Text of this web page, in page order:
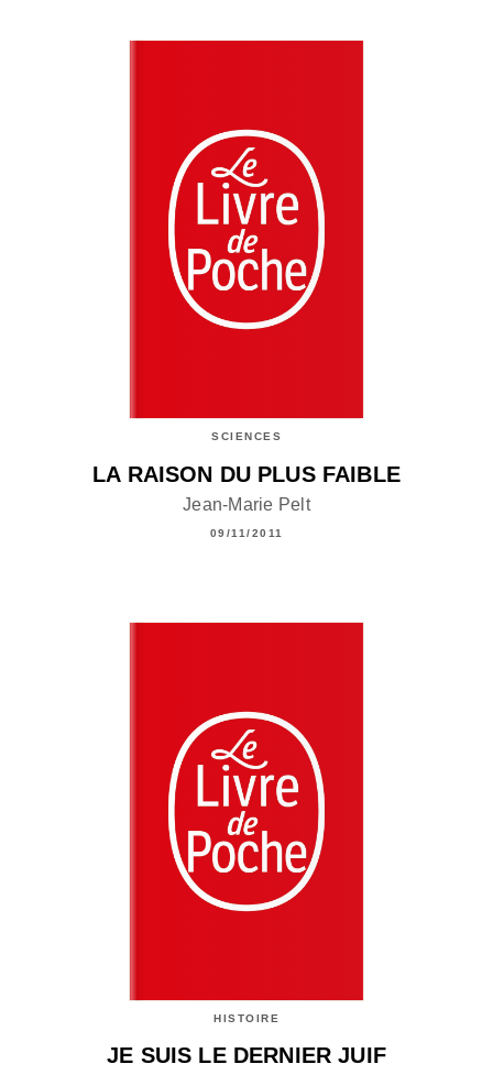
SCIENCES
LA RAISON DU PLUS FAIBLE
Jean-Marie Pelt
09/11/2011
HISTOIRE
JE SUIS LE DERNIER JUIF